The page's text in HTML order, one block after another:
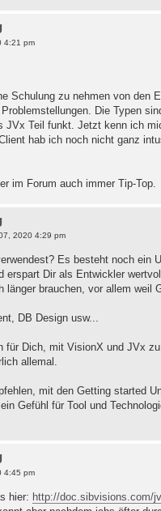
4:21 pm
Schulung zu nehmen von den
Die Typen
JVx Teil funkt. Jetzt kenn ich
hab ich noch nicht ganz
im Forum auch immer Tip-Top.
2020 4:29 pm
Es besteht noch ein
erspart Dir als Entwickler
länger brauchen, vor allem weil
DB Design usw...
für Dich, mit VisionX und JVx
allemal.
mit den Getting started
Gefühl für Tool und
4:45 pm
hier: http://doc.sibvisions.com/